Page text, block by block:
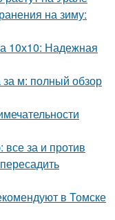
на зиму:
10х10: Надежная
за м: полный обзор
за и против
в Томске